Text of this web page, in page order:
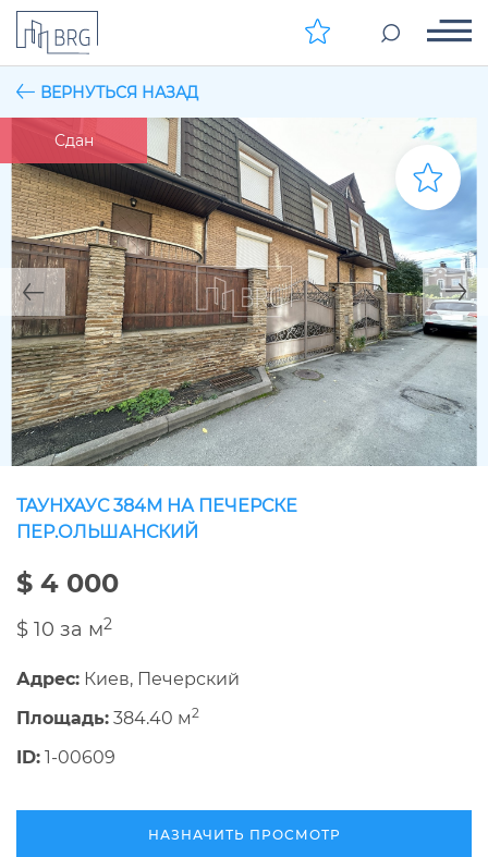
ВЕРНУТЬСЯ НАЗАД
Сдан
ТАУНХАУС 384М НА ПЕЧЕРСКЕ
ПЕР.ОЛЬШАНСКИЙ
$ 4 000
$ 10 за м2
Адрес: Киев, Печерский
Площадь: 384.40 м2
ID: 1-00609
НАЗНАЧИТЬ ПРОСМОТР